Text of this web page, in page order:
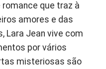
romance que traz à
amores e das
Lara Jean vive com
por vários
misteriosas são